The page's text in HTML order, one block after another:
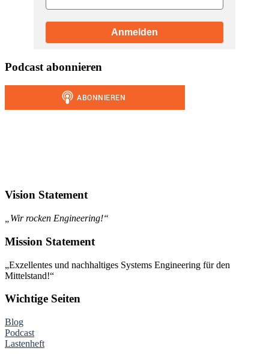
Anmelden
Podcast abonnieren
Vision Statement
„Wir rocken Engineering!“
Mission Statement
„Exzellentes und nachhaltiges Systems Engineering für den
Mittelstand!“
Wichtige Seiten
Blog
Podcast
Lastenheft